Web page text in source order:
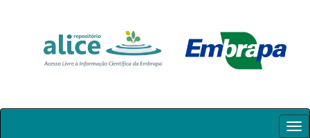
Skip